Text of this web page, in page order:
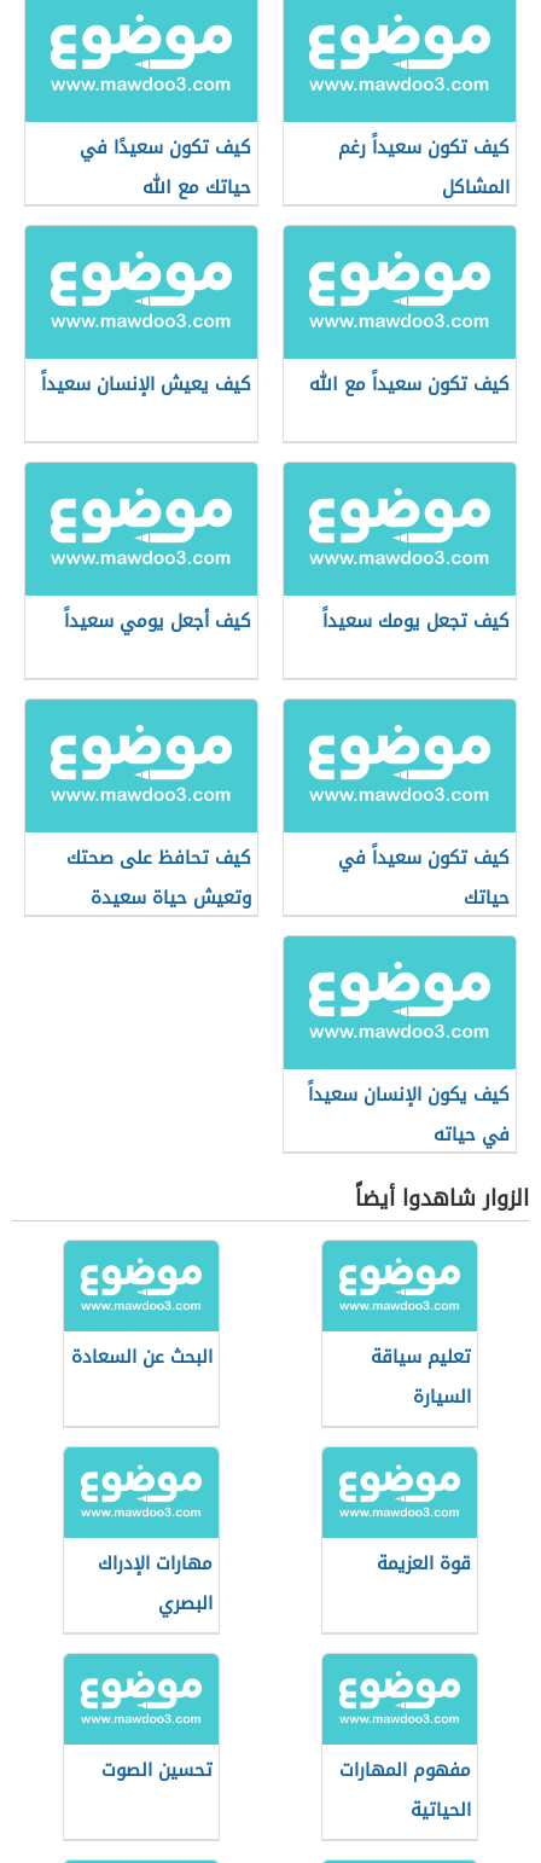
كيف تكون سعيداً رغم
المشاكل
كيف تكون سعيدًا في
حياتك مع الله
كيف تكون سعيداً مع الله كيف يعيش الإنسان سعيداً
كيف تجعل يومك سعيداً كيف أجعل يومي سعيداً
كيف تكون سعيداً في
حياتك
كيف تحافظ على صحتك
وتعيش حياة سعيدة
كيف يكون الإنسان سعيداً
في حياته
الزوار شاهدوا أيضاً
تعليم سياقة
السيارة
البحث عن السعادة
قوة العزيمة
مهارات الإدراك
البصري
مفهوم المهارات
الحياتية
تحسين الصوت